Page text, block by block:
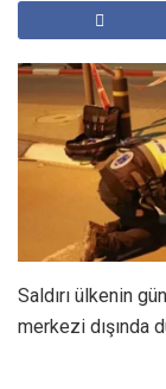
Saldırı ülkenin
merkezi dışında